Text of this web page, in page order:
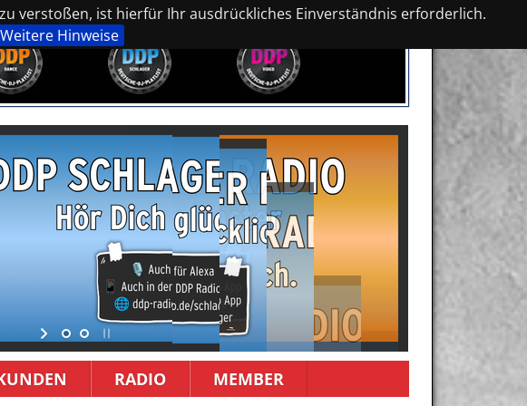
verstoßen, ist hierfür Ihr ausdrückliches Einverständnis erforderlich.
Weitere Hinweise
RADIO MEMBER